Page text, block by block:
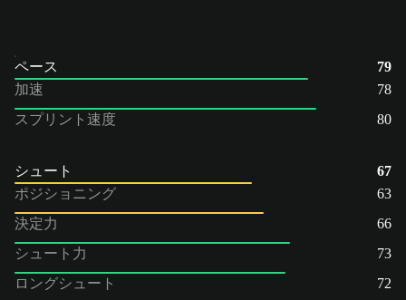
ペース
79
加速
78
スプリント速度
80
シュート
67
ポジショニング
63
決定力
66
シュート力
73
ロングシュート
72